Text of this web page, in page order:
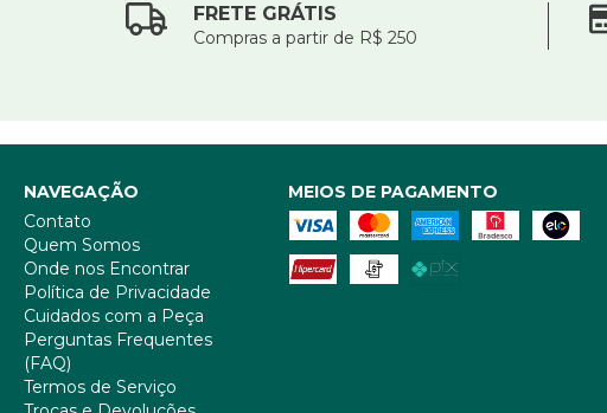
FRETE GRÁTIS
Compras a partir de R$ 250
NAVEGAÇÃO
Contato
Quem Somos
Onde nos Encontrar
Política de Privacidade
Cuidados com a Peça
Perguntas Frequentes
(FAQ)
Termos de Serviço
MEIOS DE PAGAMENTO